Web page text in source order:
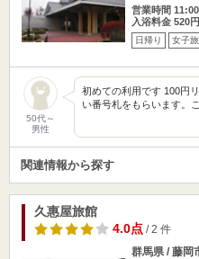
営業時間
入浴料金 520
日帰り 女子
50代～
男性
初めての利用です 100円
い番号札をもらいます。
関連情報から探す
久惠屋旅館
4.0点/ 2 件
群馬県 / 藤岡